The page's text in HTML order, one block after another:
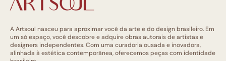
A Artsoul nasceu para aproximar você da arte e do design brasileiro. Em
um só espaço, você descobre e adquire obras autorais de artistas e
designers independentes. Com uma curadoria ousada e inovadora,
alinhada à estética contemporânea, oferecemos peças com identidade